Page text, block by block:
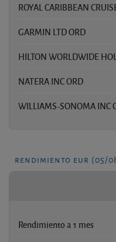
ROYAL CARIBBEAN
GARMIN LTD ORD
HILTON WORLDWIDE
NATERA INC ORD
WILLIAMS-SONOMA INC
rendimiento eur (05/
Rendimiento a 1 mes